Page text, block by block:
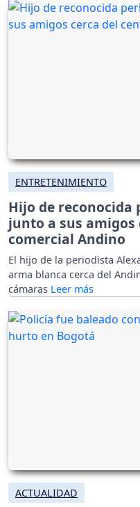
ENTRETENIMIENTO
Hijo de
junto a sus amigos
comercial Andino
El hijo de la periodista
arma blanca cerca del
cámaras
ACTUALIDAD